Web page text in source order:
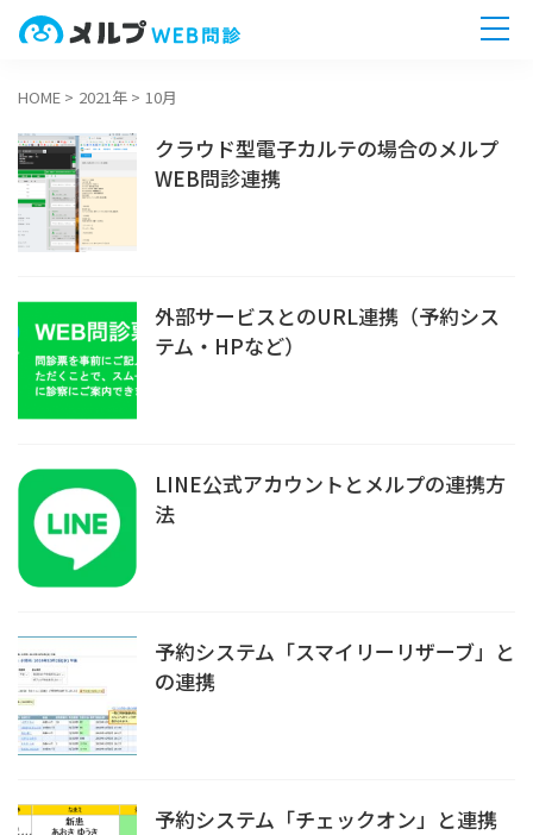
ホーム
機能一覧
導入までの流れ
今すぐ 無料相談へ
HOME > 2021年 > 10月
クラウド型電子カルテの場合のメルプ
WEB問診連携
外部サービスとのURL連携（予約シス
テム・HPなど）
LINE公式アカウントとメルプの連携方
法
予約システム「スマイリーリザーブ」と
の連携
予約システム「チェックオン」と連携